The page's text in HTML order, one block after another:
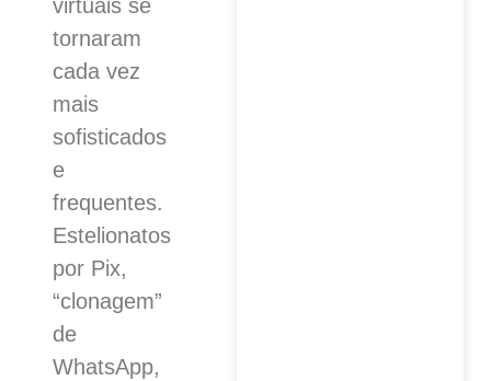
virtuais se
tornaram
cada vez
mais
sofisticados
e
frequentes.
Estelionatos
por Pix,
“clonagem”
de
WhatsApp,